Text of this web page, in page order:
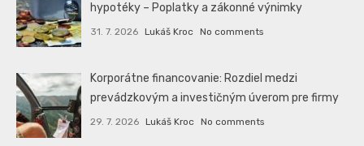
hypotéky – Poplatky a zákonné výnimky
31. 7. 2026 Lukáš Kroc No comments
Korporátne financovanie: Rozdiel medzi
prevádzkovým a investičným úverom pre firmy
29. 7. 2026 Lukáš Kroc No comments